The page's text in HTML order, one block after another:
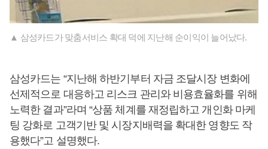
▲ 삼성카드가 맞춤서비스 확대 덕에 지난해 순이익이 늘어났다.
삼성카드는 “지난해 하반기부터 자금 조달시장 변화에
선제적으로 대응하고 리스크 관리와 비용효율화를 위해
노력한 결과”라며 “상품 체계를 재정립하고 개인화 마케
팅 강화로 고객기반 및 시장지배력을 확대한 영향도 작
용했다”고 설명했다.